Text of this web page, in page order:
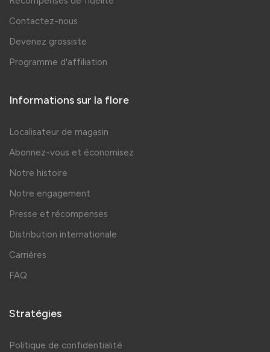
Contactez-nous
Devenez grossiste
Programme d'affiliation
Informations sur la flore
Localisateur de magasin
Abonnez-vous et économisez
Notre histoire
Notre engagement
Presse et récompenses
Distribution internationale
Carrières
FAQ
Stratégies
Politique de confidentialité